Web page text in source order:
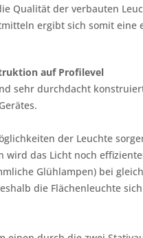
Qualität der verbauten
ergibt sich somit eine
auf Profilevel
sehr durchdacht
der Leuchte
wird das Licht noch
Glühlampen) bei
die Flächenleuchte